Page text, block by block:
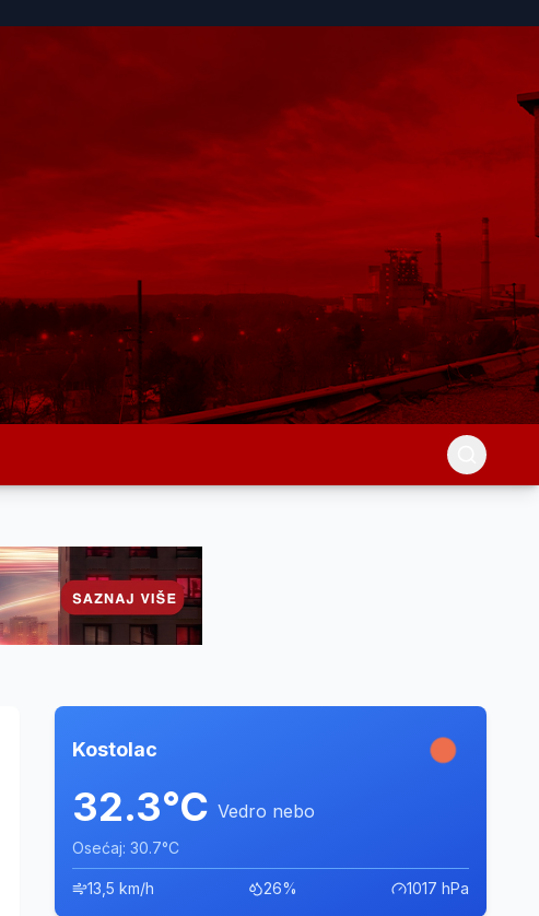
Kostolac
32.3°C Vedro nebo
Osećaj: 30.7°C
13,5 km/h 26% 1017 hPa